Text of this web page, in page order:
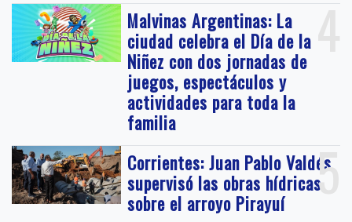
4
Malvinas Argentinas: La
ciudad celebra el Día de la
Niñez con dos jornadas de
juegos, espectáculos y
actividades para toda la
familia
5
Corrientes: Juan Pablo Valdés
supervisó las obras hídricas
sobre el arroyo Pirayuí